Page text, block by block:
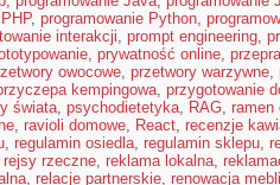
, programowanie Python,
interakcji, prompt engineering,
, prywatność online,
owocowe, przetwory warzywne,
kempingowa, przygotowanie
świata, psychodietetyka, RAG, ramen
, ravioli domowe, React, recenzje
, regulamin osiedla, regulamin sklepu,
rejsy rzeczne, reklama lokalna,
, relacje partnerskie, renowacja mebli